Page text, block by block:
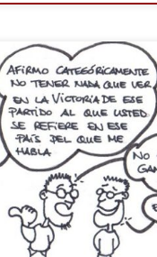
Mariano Rajoy la victoria de
el estilo tan peculiar que
habituados.